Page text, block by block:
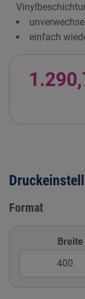
einfach
Format
Breite